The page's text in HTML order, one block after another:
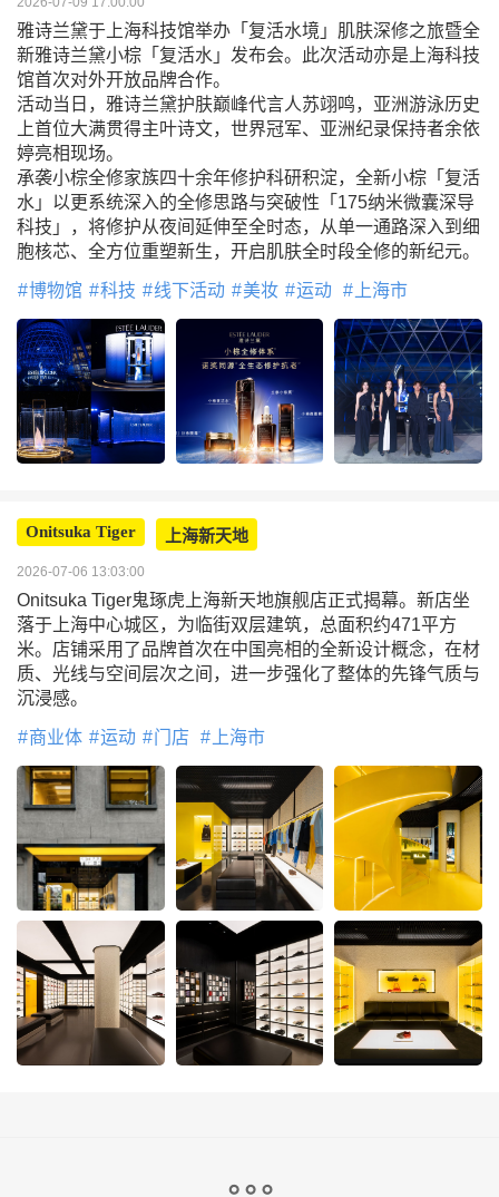
雅诗兰黛于上海科技馆举办「复活水境」肌肤深修之旅暨全
新雅诗兰黛小棕「复活水」发布会。此次活动亦是上海科技
馆首次对外开放品牌合作。
活动当日，雅诗兰黛护肤巅峰代言人苏翊鸣，亚洲游泳历史
上首位大满贯得主叶诗文，世界冠军、亚洲纪录保持者余依
婷亮相现场。
承袭小棕全修家族四十余年修护科研积淀，全新小棕「复活
水」以更系统深入的全修思路与突破性「175纳米微囊深导
科技」，将修护从夜间延伸至全时态，从单一通路深入到细
胞核芯、全方位重塑新生，开启肌肤全时段全修的新纪元。
博物馆 科技 线下活动 美妆 运动 上海市
Onitsuka Tiger 上海新天地
2026-07-06 13:03:00
Onitsuka Tiger鬼琢虎上海新天地旗舰店正式揭幕。新店坐
落于上海中心城区，为临街双层建筑，总面积约471平方
米。店铺采用了品牌首次在中国亮相的全新设计概念，在材
质、光线与空间层次之间，进一步强化了整体的先锋气质与
沉浸感。
商业体 运动 门店 上海市